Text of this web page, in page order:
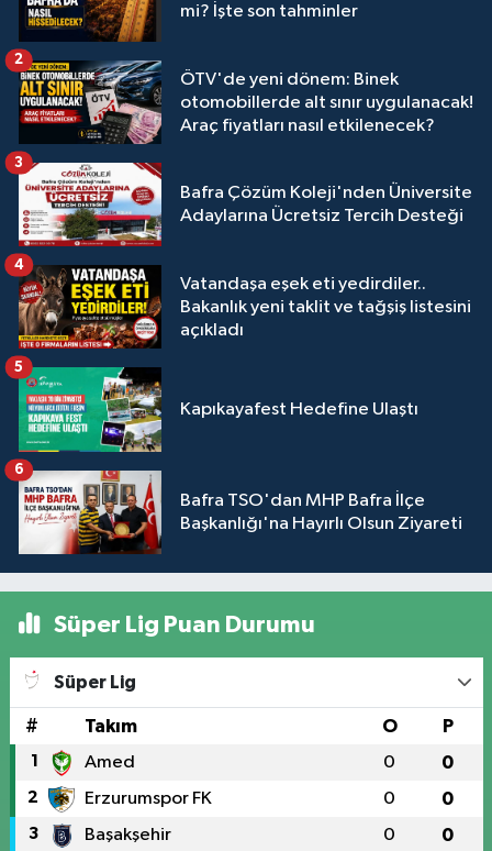
mi? İşte son tahminler
ÖTV'de yeni dönem: Binek
otomobillerde alt sınır uygulanacak!
Araç fiyatları nasıl etkilenecek?
2
Bafra Çözüm Koleji'nden Üniversite
Adaylarına Ücretsiz Tercih Desteği
3
Vatandaşa eşek eti yedirdiler..
Bakanlık yeni taklit ve tağşiş listesini
açıkladı
4
Kapıkayafest Hedefine Ulaştı
5
Bafra TSO'dan MHP Bafra İlçe
Başkanlığı'na Hayırlı Olsun Ziyareti
6
Süper Lig Puan Durumu
Süper Lig
# Takım O P
1 Amed 0 0
2 Erzurumspor FK 0 0
3 Başakşehir 0 0